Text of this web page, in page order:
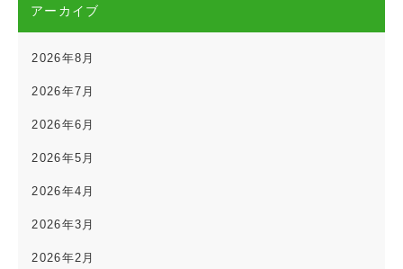
アーカイブ
2026年8月
2026年7月
2026年6月
2026年5月
2026年4月
2026年3月
2026年2月